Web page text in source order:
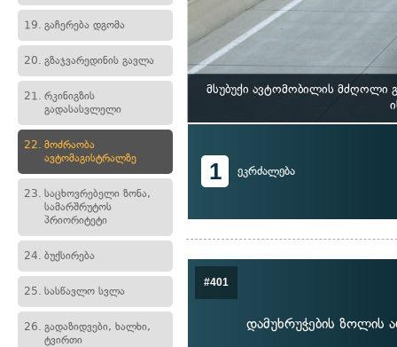
19. გაჩერება დგომა
20. გზაჯვარედინის გავლა
21. რკინიგზის
გადასასვლელი
22. მოძრაობა
ავტომაგისტრალზე
23. საცხოვრებელი ზონა,
სამარშრუტოს
პრიორიტეტი
24. ბუქსირება
25. სასწავლო სვლა
26. გადაზიდვები, ხალხი,
ტვირთი
მსუბუქი ავტომობილის მძღოლი
1 ეკრძალება
#401
დამუხრუჭების ზოლის